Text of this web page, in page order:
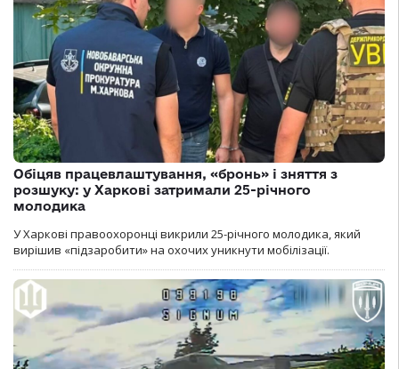
Обіцяв працевлаштування, «бронь» і зняття з
розшуку: у Харкові затримали 25-річного
молодика
У Харкові правоохоронці викрили 25-річного молодика, який
вирішив «підзаробити» на охочих уникнути мобілізації.